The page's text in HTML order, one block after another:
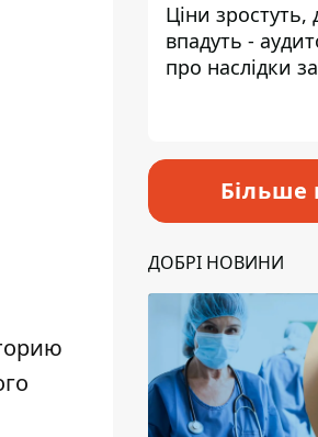
Ціни зростуть,
впадуть -
про наслідки
Більше
ДОБРІ НОВИНИ